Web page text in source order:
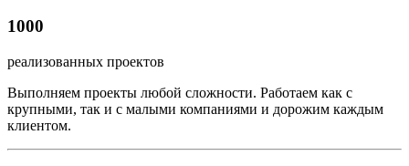
1000
реализованных проектов
Выполняем проекты любой сложности. Работаем как с
крупными, так и с малыми компаниями и дорожим каждым
клиентом.